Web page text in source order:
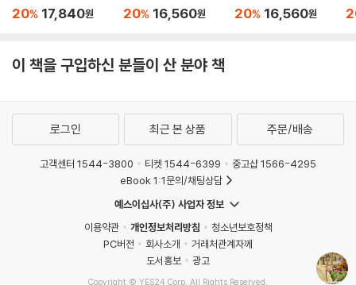
e
20% 17,840원 20% 16,560원 20% 16,560원
이 책을 구입하신 분들이 산 분야 책
로그인 최근 본 상품 주문/배송
고객센터 1544-3800 티켓 1544-6399
중고샵 1566-4295
eBook 1:1문의/채팅상담
예스이십사(주) 사업자 정보
이용약관
개인정보처리방침
청소년보호정책
PC버전
회사소개
거래처관계자께
도서홍보
광고
Copyright © YES24 Corp. All Rights Reserved.